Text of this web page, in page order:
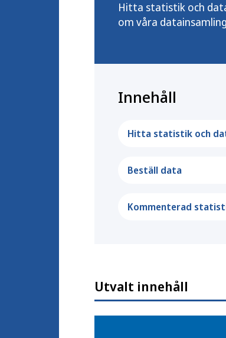
Hitta statistik och
om våra
Innehåll
Hitta statistik och
Beställ data
Kommenterad
Utvalt innehåll